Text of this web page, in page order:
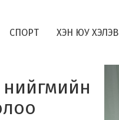
СПОРТ ХЭН ЮУ ХЭЛЭВ